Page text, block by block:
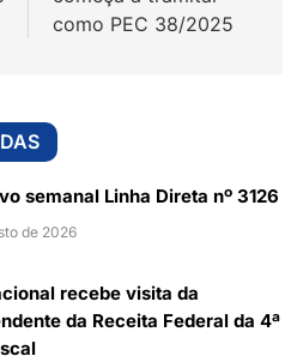
como PEC 38/2025
semanal Linha Direta nº 3126
de 2026
recebe visita da
da Receita Federal da 4ª